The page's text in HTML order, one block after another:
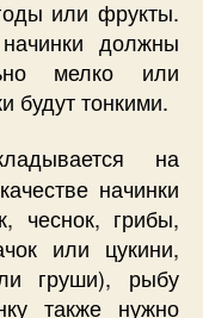
или фрукты.
должны
мелко или
будут тонкими.
на
начинки
чеснок, грибы,
или цукини,
груши), рыбу
также нужно